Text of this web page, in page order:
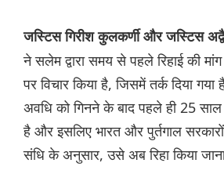
जस्टिस गिरीश कुलकर्णी और जस्टिस
ने सलेम द्वारा समय से पहले रिहाई की
पर विचार किया है, जिसमें तर्क दिया
अवधि को गिनने के बाद पहले ही 25
है और इसलिए भारत और पुर्तगाल सरकारों
संधि के अनुसार, उसे अब रिहा किया जाना